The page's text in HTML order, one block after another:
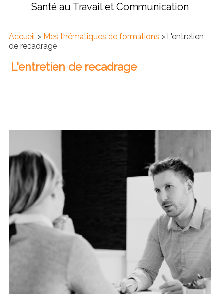
Santé au Travail et Communication
Accueil> Mes thématiques de formations > L'entretien
de recadrage
L'entretien de recadrage